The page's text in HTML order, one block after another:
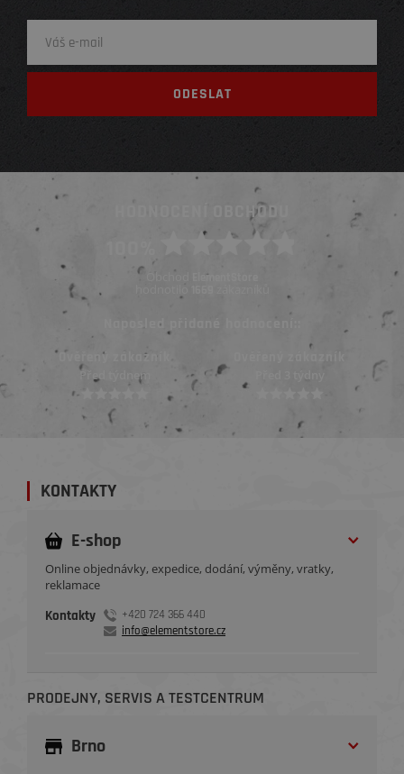
HODNOCENÍ OBCHODU
Obchod ElementStore
hodnotilo
Naposled přidané hodnocení::
Ověřený zákazník
Před 3 týdny
KONTAKTY
E-shop
Online objednávky, expedice, dodání, výměny, vratky,
reklamace
Kontakty
+420 724 366 440
info@elementstore.cz
PRODEJNY, SERVIS A TESTCENTRUM
Brno